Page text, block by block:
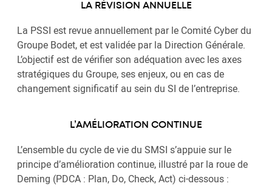
LA RÉVISION ANNUELLE
La PSSI est revue annuellement par le Comité Cyber du
Groupe Bodet, et est validée par la Direction Générale.
L’objectif est de vérifier son adéquation avec les axes
stratégiques du Groupe, ses enjeux, ou en cas de
changement significatif au sein du SI de l’entreprise.
L’AMÉLIORATION CONTINUE
L’ensemble du cycle de vie du SMSI s’appuie sur le
principe d’amélioration continue, illustré par la roue de
Deming (PDCA : Plan, Do, Check, Act) ci-dessous :